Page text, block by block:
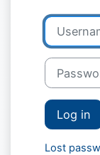
Username
Password
Log in
Lost